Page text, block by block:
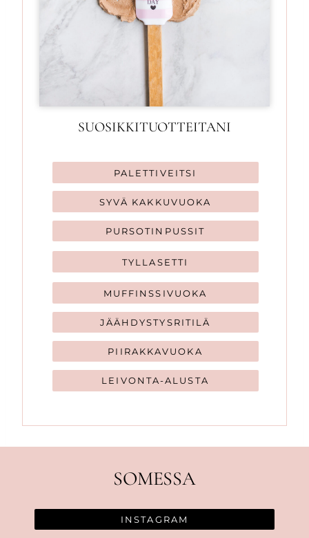
SUOSIKKITUOTTEITANI
PALETTIVEITSI
SYVÄ KAKKUVUOKA
PURSOTINPUSSIT
TYLLASETTI
MUFFINSSIVUOKA
JÄÄHDYSTYSRITILÄ
PIIRAKKAVUOKA
LEIVONTA-ALUSTA
SOMESSA
INSTAGRAM